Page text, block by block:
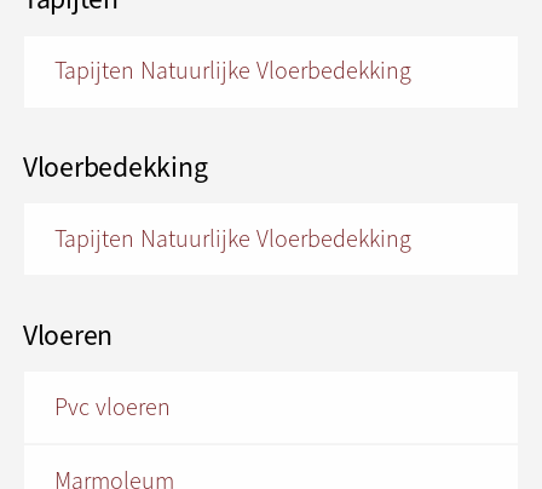
Tapijten Natuurlijke Vloerbedekking
Vloerbedekking
Tapijten Natuurlijke Vloerbedekking
Vloeren
Pvc vloeren
Marmoleum